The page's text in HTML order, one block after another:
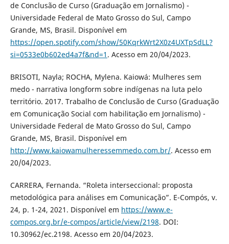
de Conclusão de Curso (Graduação em Jornalismo) -
Universidade Federal de Mato Grosso do Sul, Campo
Grande, MS, Brasil. Disponível em
https://open.spotify.com/show/50KqrkWrt2X0z4UXTpSdLL?
si=0533e0b602ed4a7f&nd=1 . Acesso em 20/04/2023.
BRISOTI, Nayla; ROCHA, Mylena. Kaiowá: Mulheres sem
medo - narrativa longform sobre indígenas na luta pelo
território. 2017. Trabalho de Conclusão de Curso (Graduação
em Comunicação Social com habilitação em Jornalismo) -
Universidade Federal de Mato Grosso do Sul, Campo
Grande, MS, Brasil. Disponível em
http://www.kaiowamulheressemmedo.com.br/. Acesso em
20/04/2023.
CARRERA, Fernanda. “Roleta interseccional: proposta
metodológica para análises em Comunicação”. E-Compós, v.
24, p. 1-24, 2021. Disponível em https://www.e-
compos.org.br/e-compos/article/view/2198. DOI:
10.30962/ec.2198. Acesso em 20/04/2023.